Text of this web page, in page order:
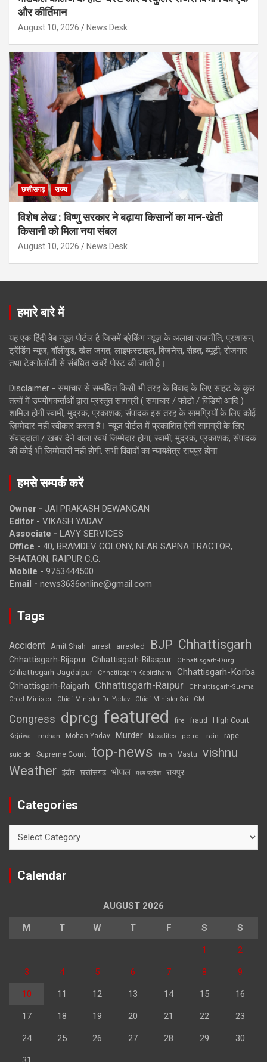
और कीर्तिमान
August 10, 2026 News Desk
छत्तीसगढ़ राज्य
विशेष लेख : विष्णु सरकार ने बढ़ाया किसानों का मान-खेती
किसानी को मिला नया संबल
August 10, 2026 News Desk
हमारे बारे में
यह एक हिंदी वेब न्यूज़ पोर्टल है जिसमें ब्रेकिंग न्यूज़ के अलावा राजनीति, प्रशासन,
ट्रेंडिंग न्यूज, बॉलीवुड, खेल जगत, लाइफस्टाइल, बिजनेस, सेहत, ब्यूटी, रोजगार
तथा टेक्नोलॉजी से संबंधित खबरें पोस्ट की जाती है।
Disclaimer - समाचार से सम्बंधित किसी भी तरह के विवाद के लिए साइट के कुछ
तत्वों में उपयोगकर्ताओं द्वारा प्रस्तुत सामग्री ( समाचार / फोटो / विडियो आदि )
शामिल होगी स्वामी, मुद्रक, प्रकाशक, संपादक इस तरह के सामग्रियों के लिए कोई
ज़िम्मेदार नहीं स्वीकार करता है। न्यूज़ पोर्टल में प्रकाशित ऐसी सामग्री के लिए
संवाददाता / खबर देने वाला स्वयं जिम्मेदार होगा, स्वामी, मुद्रक, प्रकाशक, संपादक
की कोई भी जिम्मेदारी नहीं होगी. सभी विवादों का न्यायक्षेत्र रायपुर होगा
हमसे सम्पर्क करें
Owner - JAI PRAKASH DEWANGAN
Editor - VIKASH YADAV
Associate - LAVY SERVICES
Office - 40, BRAMDEV COLONY, NEAR SAPNA TRACTOR,
BHATAON, RAIPUR C.G.
Mobile - 9753444500
Email - news3636online@gmail.com
Tags
Accident Amit Shah arrest arrested BJP Chhattisgarh
Chhattisgarh-Bijapur Chhattisgarh-Bilaspur Chhattisgarh-Durg
Chhattisgarh-Jagdalpur Chhattisgarh-Kabirdham Chhattisgarh-Korba
Chhattisgarh-Raigarh Chhattisgarh-Raipur
Chhattisgarh-Sukma
Chief Minister
Chief Minister Dr. Yadav Chief Minister Sai CM
Congress dprcg featured fire fraud High Court
Kejriwal mohan Mohan Yadav Murder Naxalites petrol rain rape
suicide Supreme Court top-news train Vastu vishnu
Weather इंदौर छत्तीसगढ़ भोपाल मध्य प्रदेश रायपुर
Categories
Calendar
AUGUST 2026
M T W T F S S
1 2
3 4 5 6 7 8 9
10 11 12 13 14 15 16
17 18 19 20 21 22 23
24 25 26 27 28 29 30